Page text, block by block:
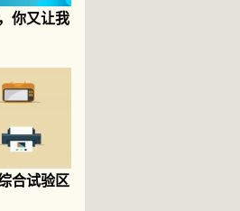
你又让我
合试验区